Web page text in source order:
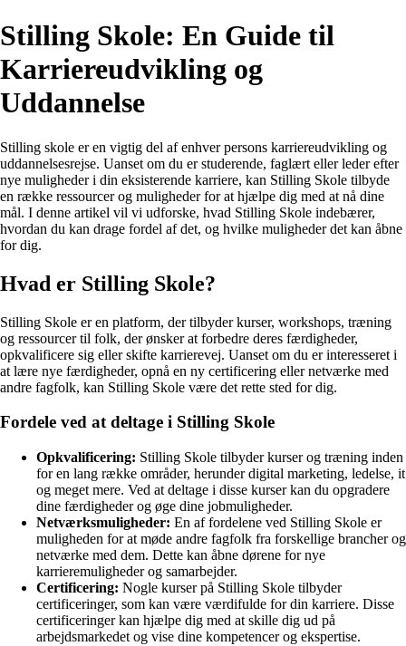
Stilling Skole: En Guide til
Karriereudvikling og
Uddannelse
Stilling skole er en vigtig del af enhver persons karriereudvikling og
uddannelsesrejse. Uanset om du er studerende, faglært eller leder efter
nye muligheder i din eksisterende karriere, kan Stilling Skole tilbyde
en række ressourcer og muligheder for at hjælpe dig med at nå dine
mål. I denne artikel vil vi udforske, hvad Stilling Skole indebærer,
hvordan du kan drage fordel af det, og hvilke muligheder det kan åbne
for dig.
Hvad er Stilling Skole?
Stilling Skole er en platform, der tilbyder kurser, workshops, træning
og ressourcer til folk, der ønsker at forbedre deres færdigheder,
opkvalificere sig eller skifte karrierevej. Uanset om du er interesseret i
at lære nye færdigheder, opnå en ny certificering eller netværke med
andre fagfolk, kan Stilling Skole være det rette sted for dig.
Fordele ved at deltage i Stilling Skole
Opkvalificering: Stilling Skole tilbyder kurser og træning inden
for en lang række områder, herunder digital marketing, ledelse, it
og meget mere. Ved at deltage i disse kurser kan du opgradere
dine færdigheder og øge dine jobmuligheder.
Netværksmuligheder: En af fordelene ved Stilling Skole er
muligheden for at møde andre fagfolk fra forskellige brancher og
netværke med dem. Dette kan åbne dørene for nye
karrieremuligheder og samarbejder.
Certificering: Nogle kurser på Stilling Skole tilbyder
certificeringer, som kan være værdifulde for din karriere. Disse
certificeringer kan hjælpe dig med at skille dig ud på
arbejdsmarkedet og vise dine kompetencer og ekspertise.